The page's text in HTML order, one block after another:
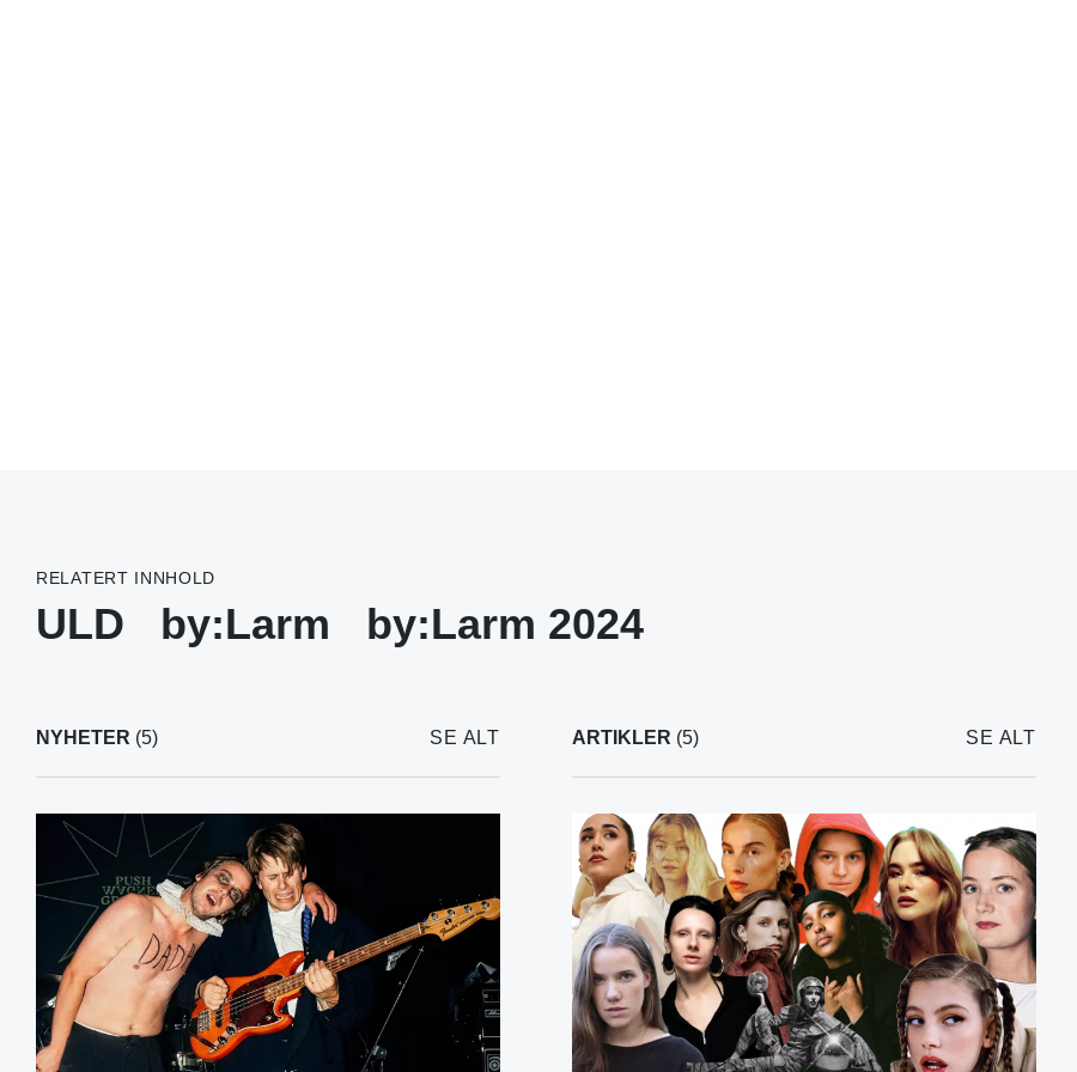
RELATERT INNHOLD
ULD by:Larm by:Larm 2024
NYHETER (5) SE ALT ARTIKLER (5) SE ALT